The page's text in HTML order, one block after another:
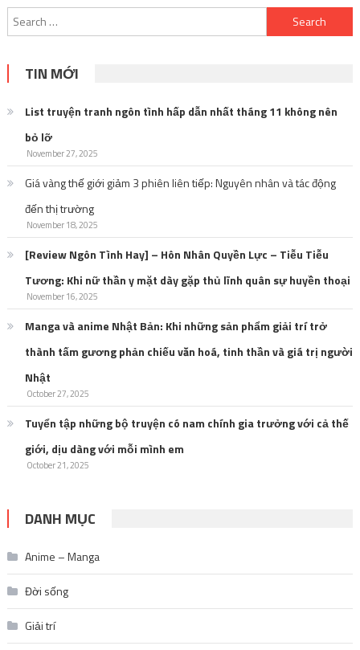
Search
for:
TIN MỚI
List truyện tranh ngôn tình hấp dẫn nhất tháng 11 không nên
bỏ lỡ
November 27, 2025
Giá vàng thế giới giảm 3 phiên liên tiếp: Nguyên nhân và tác động
đến thị trường
November 18, 2025
[Review Ngôn Tình Hay] – Hôn Nhân Quyền Lực – Tiễu Tiễu
Tương: Khi nữ thần y mặt dày gặp thủ lĩnh quân sự huyền thoại
November 16, 2025
Manga và anime Nhật Bản: Khi những sản phẩm giải trí trở
thành tấm gương phản chiếu văn hoá, tinh thần và giá trị người
Nhật
October 27, 2025
Tuyển tập những bộ truyện có nam chính gia trưởng với cả thế
giới, dịu dàng với mỗi mình em
October 21, 2025
DANH MỤC
Anime – Manga
Đời sống
Giải trí